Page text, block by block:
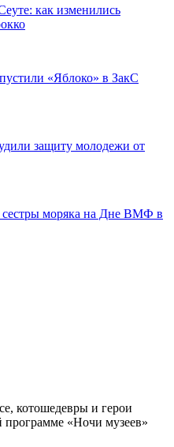
как изменились
«Яблоко» в ЗакС
защиту молодежи от
сестры моряка на Дне ВМФ в
котошедевры и герои
«Ночи музеев»